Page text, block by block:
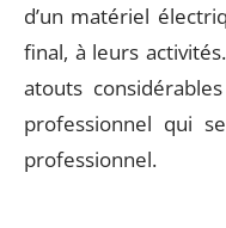
d’un matériel
final, à leurs
atouts
professionnel qui
professionnel.